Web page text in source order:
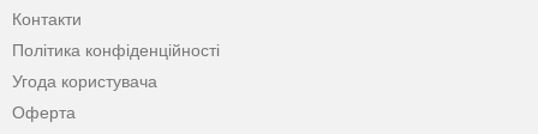
Контакти
Політика конфіденційності
Угода користувача
Оферта